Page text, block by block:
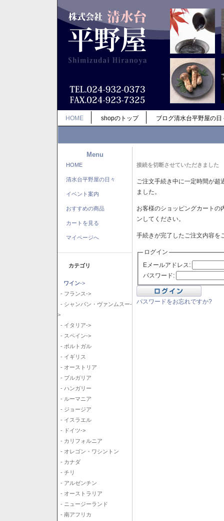
HOME shopのトップ ブログ清水台平野屋の日
Menu
HOME
清水台平野屋の日々
イベント案内
おすすめの商品
カートを見る
マイページへ
カテゴリ
ワイン->
- フランス->
- シャンパン・ヴァンムスー-
>
- イタリア->
- スペイン->
- ポルトガル
- イギリス
- オーストリア
- ブルガリア
- ハンガリー
- ルーマニア
- ジョージア
- イスラエル
- ドイツ->
- カリフォルニア
- オレゴン・ワシントン
- カナダ
- チリ
- アルゼンチン
- オーストラリア
- ニュージーランド
- 南アフリカ
接続を切断させていただきました
ご注文手続き中に一定時間が超
ました。
お客様のショッピングカートの
ンしてください。
手続きが完了したご注文内容を
ログイン
Eメールアドレス:
パスワード:
パスワードをお忘れですか?